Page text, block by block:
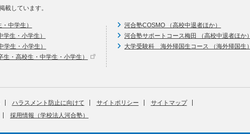
しています。
中学生）
学生・小学生）
学生・小学生）
生・高校生・中学生・小学生）
河合塾COSMO （高校中退者ほか）
河合塾サポートコース梅田 （高校中退者ほか）
大学受験科 海外帰国生コース （海外帰国生）
ハラスメント防止に向けて サイトポリシー
サイトマップ
採用情報（学校法人河合塾）